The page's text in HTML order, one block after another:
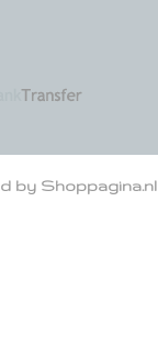
by Shoppagina.nl